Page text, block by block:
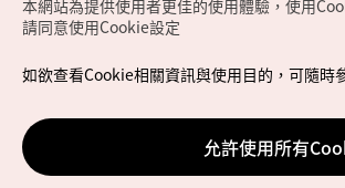
Copyrights (c) 韓國觀光公社版權所有
如有相關疑問或建議，歡迎來信至官方
chinese_big5@knto.or.kr
本網站為提供使用者更佳的使用體驗，使用
請同意使用Cookie設定
如欲查看Cookie相關資訊與使用目的，可隨時
允許使用所有